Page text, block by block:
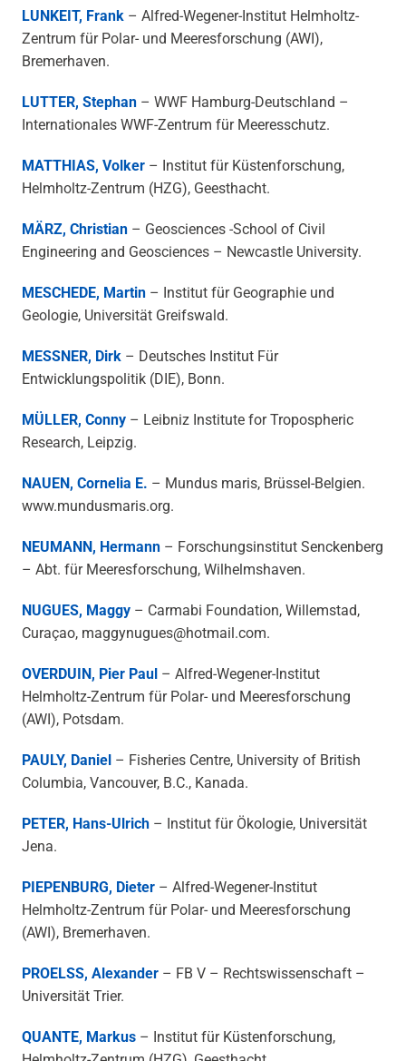
LUNKEIT, Frank – Alfred-Wegener-Institut Helmholtz-
Zentrum für Polar- und Meeresforschung (AWI),
Bremerhaven.
LUTTER, Stephan – WWF Hamburg-Deutschland –
Internationales WWF-Zentrum für Meeresschutz.
MATTHIAS, Volker – Institut für Küstenforschung,
Helmholtz-Zentrum (HZG), Geesthacht.
MÄRZ, Christian – Geosciences -School of Civil
Engineering and Geosciences – Newcastle University.
MESCHEDE, Martin – Institut für Geographie und
Geologie, Universität Greifswald.
MESSNER, Dirk – Deutsches Institut Für
Entwicklungspolitik (DIE), Bonn.
MÜLLER, Conny – Leibniz Institute for Tropospheric
Research, Leipzig.
NAUEN, Cornelia E. – Mundus maris, Brüssel-Belgien.
www.mundusmaris.org.
NEUMANN, Hermann – Forschungsinstitut Senckenberg
– Abt. für Meeresforschung, Wilhelmshaven.
NUGUES, Maggy – Carmabi Foundation, Willemstad,
Curaçao, maggynugues@hotmail.com.
OVERDUIN, Pier Paul – Alfred-Wegener-Institut
Helmholtz-Zentrum für Polar- und Meeresforschung
(AWI), Potsdam.
PAULY, Daniel – Fisheries Centre, University of British
Columbia, Vancouver, B.C., Kanada.
PETER, Hans-Ulrich – Institut für Ökologie, Universität
Jena.
PIEPENBURG, Dieter – Alfred-Wegener-Institut
Helmholtz-Zentrum für Polar- und Meeresforschung
(AWI), Bremerhaven.
PROELSS, Alexander – FB V – Rechtswissenschaft –
Universität Trier.
QUANTE, Markus – Institut für Küstenforschung,